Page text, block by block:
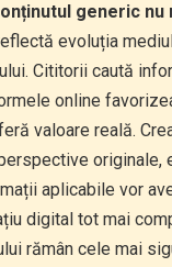
generic nu
evoluția
Cititorii caută
online
valoare reală.
originale,
aplicabile vor
digital tot mai
rămân cele mai